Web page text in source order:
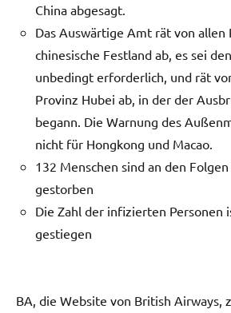
China abgesagt.
Das Auswärtige Amt rät von allen
chinesische Festland ab, es sei
unbedingt erforderlich, und rät
Provinz Hubei ab, in der der
begann. Die Warnung des
nicht für Hongkong und Macao.
132 Menschen sind an den
gestorben
Die Zahl der infizierten Personen
gestiegen
BA, die Website von British Airways,